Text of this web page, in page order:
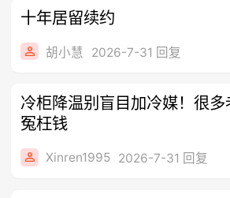
十年居留续约
胡小慧 2026-7-31 回复
冷柜降温别盲目加冷媒！很
冤枉钱
Xinren1995 2026-7-31 回复